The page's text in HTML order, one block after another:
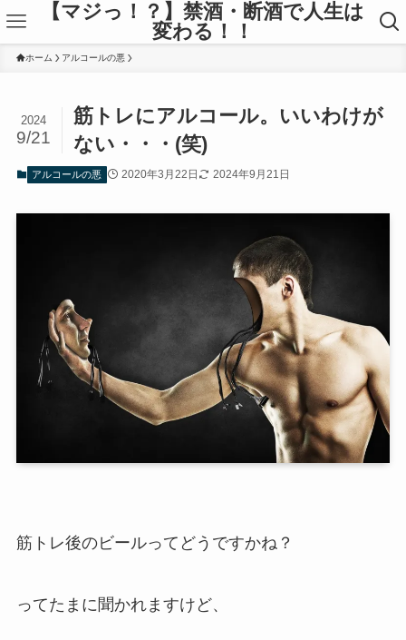
【マジっ！？】禁酒・断酒で人生は
変わる！！
ホーム アルコールの悪
筋トレにアルコール。いいわけが
ない・・・(笑)
2024
9/21
アルコールの悪 2020年3月22日 2024年9月21日
筋トレ後のビールってどうですかね？
ってたまに聞かれますけど、